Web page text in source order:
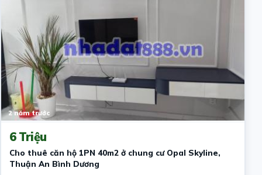
2 năm trước
6 Triệu
Cho thuê căn hộ 1PN 40m2 ở chung cư Opal Skyline,
Thuận An Bình Dương